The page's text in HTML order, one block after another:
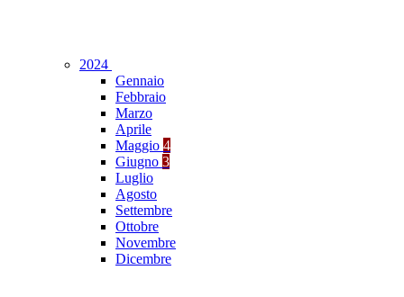
2024
Gennaio
Febbraio
Marzo
Aprile
Maggio 4
Giugno 3
Luglio
Agosto
Settembre
Ottobre
Novembre
Dicembre